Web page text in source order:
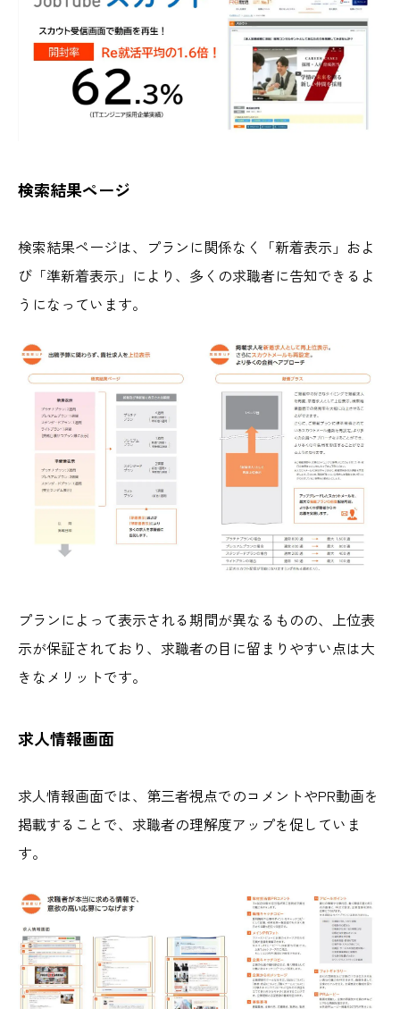
検索結果ページ
検索結果ページは、プランに関係なく「新着表示」およ
び「準新着表示」により、多くの求職者に告知できるよ
うになっています。
プランによって表示される期間が異なるものの、上位表
示が保証されており、求職者の目に留まりやすい点は大
きなメリットです。
求人情報画面
求人情報画面では、第三者視点でのコメントやPR動画を
掲載することで、求職者の理解度アップを促していま
す。